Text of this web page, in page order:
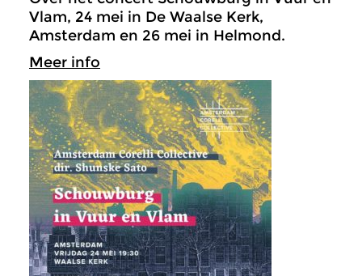
Vlam, 24 mei in De Waalse Kerk,
Amsterdam en 26 mei in Helmond.
Meer info